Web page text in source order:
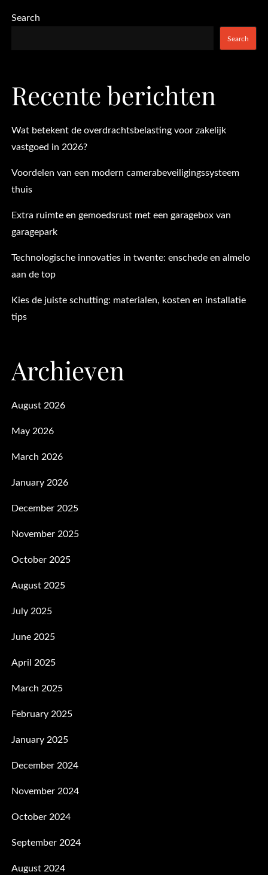
Search
Search
Recente berichten
Wat betekent de overdrachtsbelasting voor zakelijk
vastgoed in 2026?
Voordelen van een modern camerabeveiligingssysteem
thuis
Extra ruimte en gemoedsrust met een garagebox van
garagepark
Technologische innovaties in twente: enschede en almelo
aan de top
Kies de juiste schutting: materialen, kosten en installatie
tips
Archieven
August 2026
May 2026
March 2026
January 2026
December 2025
November 2025
October 2025
August 2025
July 2025
June 2025
April 2025
March 2025
February 2025
January 2025
December 2024
November 2024
October 2024
September 2024
August 2024